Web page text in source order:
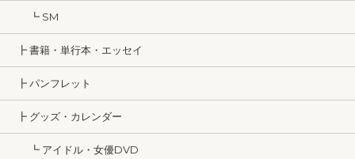
┗ SM
┣ 書籍・単行本・エッセイ
┣ パンフレット
┣ グッズ・カレンダー
┗ アイドル・女優DVD